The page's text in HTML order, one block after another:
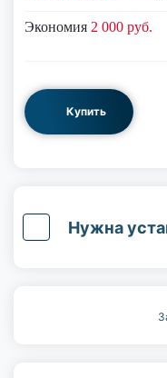
Экономия 2 000 руб.
Купить
Нужна